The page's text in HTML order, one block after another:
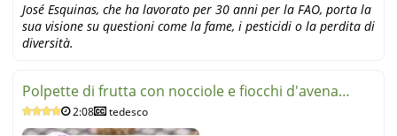
José Esquinas, che ha lavorato per 30 anni per la FAO, porta la
sua visione su questioni come la fame, i pesticidi o la perdita di
diversità.
Polpette di frutta con nocciole e fiocchi d'avena
(video)2:08 tedesco